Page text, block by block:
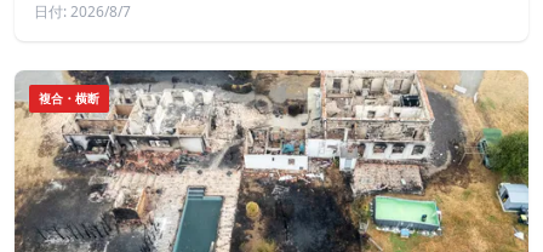
日付: 2026/8/7
複合・横断